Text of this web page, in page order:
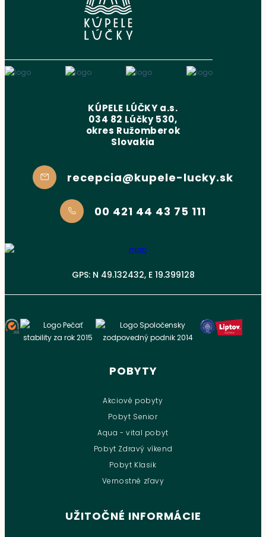
KÚPELE LÚČKY a.s.
034 82 Lúčky 530,
okres Ružomberok
Slovakia
recepcia@kupele-lucky.sk
00 421 44 43 75 111
GPS: N 49.132432, E 19.399128
POBYTY
Akciové pobyty
Pobyt Senior
Aqua - vital pobyt
Pobyt Zdravý víkend
Pobyt Klasik
Vernostné zľavy
UŽITOČNÉ INFORMÁCIE